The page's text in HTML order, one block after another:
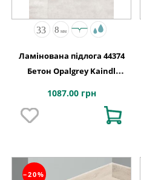
Ламінована підлога 44374
Бетон Opalgrey Kaindl
1087.00 грн
−20%